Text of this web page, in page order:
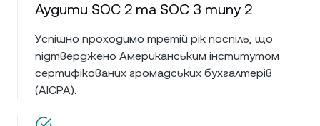
Аудити SOC 2 та SOC 3 типу 2
Успішно проходимо третій рік поспіль, що
підтверджено Американським інститутом
сертифікованих громадських бухгалтерів
(AICPA).